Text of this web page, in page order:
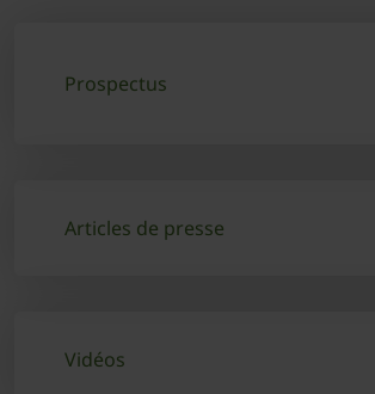
Prospectus
Articles de presse
Vidéos